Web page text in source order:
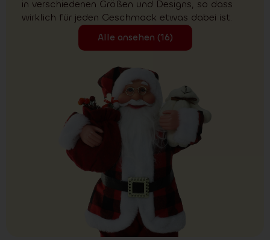
in verschiedenen Größen und Designs, so dass
wirklich für jeden Geschmack etwas dabei ist.
Alle ansehen (16)